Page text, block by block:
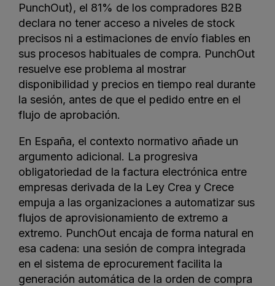
PunchOut), el 81% de los compradores B2B
declara no tener acceso a niveles de stock
precisos ni a estimaciones de envío fiables en
sus procesos habituales de compra. PunchOut
resuelve ese problema al mostrar
disponibilidad y precios en tiempo real durante
la sesión, antes de que el pedido entre en el
flujo de aprobación.
En España, el contexto normativo añade un
argumento adicional. La progresiva
obligatoriedad de la factura electrónica entre
empresas derivada de la Ley Crea y Crece
empuja a las organizaciones a automatizar sus
flujos de aprovisionamiento de extremo a
extremo. PunchOut encaja de forma natural en
esa cadena: una sesión de compra integrada
en el sistema de eprocurement facilita la
generación automática de la orden de compra